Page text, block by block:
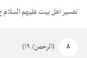
تفسیر اهل بیت علیهم السلام ج۱۵،
۸ (الرحمن/ ۱۹)